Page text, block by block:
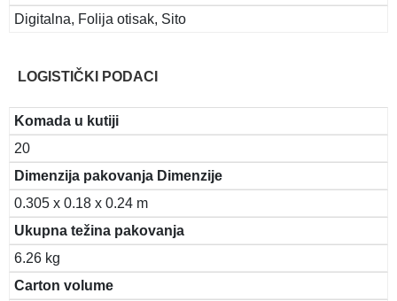
Digitalna, Folija otisak, Sito
LOGISTIČKI PODACI
Komada u kutiji
20
Dimenzija pakovanja Dimenzije
0.305 x 0.18 x 0.24 m
Ukupna težina pakovanja
6.26 kg
Carton volume